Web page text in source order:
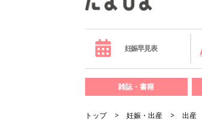
妊娠早見表
雑誌・書籍
トップ 妊娠・出産 出産